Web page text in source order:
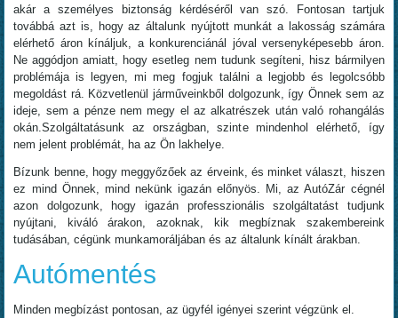
akár a személyes biztonság kérdéséről van szó. Fontosan tartjuk
továbbá azt is, hogy az általunk nyújtott munkát a lakosság számára
elérhető áron kínáljuk, a konkurenciánál jóval versenyképesebb áron.
Ne aggódjon amiatt, hogy esetleg nem tudunk segíteni, hisz bármilyen
problémája is legyen, mi meg fogjuk találni a legjobb és legolcsóbb
megoldást rá. Közvetlenül járműveinkből dolgozunk, így Önnek sem az
ideje, sem a pénze nem megy el az alkatrészek után való rohangálás
okán.Szolgáltatásunk az országban, szinte mindenhol elérhető, így
nem jelent problémát, ha az Ön lakhelye.
Bízunk benne, hogy meggyőzőek az érveink, és minket választ, hiszen
ez mind Önnek, mind nekünk igazán előnyös. Mi, az AutóZár cégnél
azon dolgozunk, hogy igazán professzionális szolgáltatást tudjunk
nyújtani, kiváló árakon, azoknak, kik megbíznak szakembereink
tudásában, cégünk munkamoráljában és az általunk kínált árakban.
Autómentés
Minden megbízást pontosan, az ügyfél igényei szerint végzünk el.